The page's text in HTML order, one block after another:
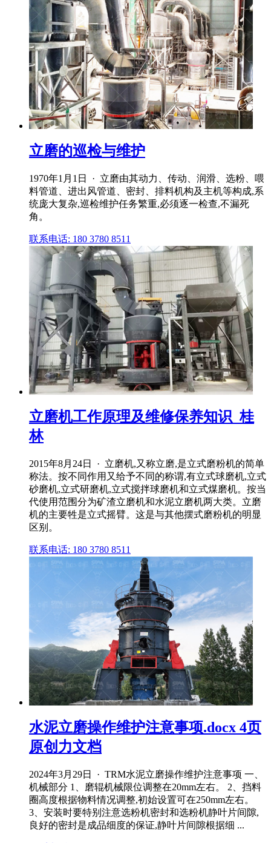
立磨的巡检与维护
1970年1月1日 · 立磨由其动力、传动、润滑、选粉、喂
料管道、进出风管道、密封、排料机构及主机等构成,系
统庞大复杂,巡检维护任务繁重,必须逐一检查,不漏死
角。
联系电话: 180 3780 8511
立磨机工作原理及维修保养知识_桂
林
2015年8月24日 · 立磨机,又称立磨,是立式磨粉机的简单
称法。按不同作用又给予不同的称谓,有立式球磨机,立式
砂磨机,立式研磨机,立式搅拌球磨机和立式煤磨机。按当
代使用范围分为矿渣立磨机和水泥立磨机两大类。立磨
机的主要牲是立式摇臂。这是与其他摆式磨粉机的明显
区别。
联系电话: 180 3780 8511
水泥立磨操作维护注意事项.docx 4页
原创力文档
2024年3月29日 · TRM水泥立磨操作维护注意事项 一、
机械部分 1、磨辊机械限位调整在20mm左右。 2、挡料
圈高度根据物料情况调整,初始设置可在250mm左右。
3、安装时要特别注意选粉机密封和选粉机静叶片间隙,
良好的密封是成品细度的保证,静叶片间隙根据细 ...